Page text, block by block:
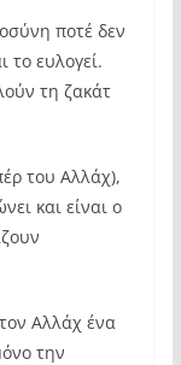
ποτέ δεν
το ευλογεί.
τη ζακάτ
του Αλλάχ),
και είναι ο
Αλλάχ ένα
την